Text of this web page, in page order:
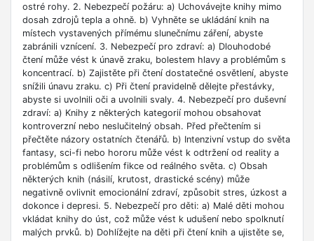
ostré rohy. 2. Nebezpečí požáru: a) Uchovávejte knihy mimo
dosah zdrojů tepla a ohně. b) Vyhněte se ukládání knih na
místech vystavených přímému slunečnímu záření, abyste
zabránili vznícení. 3. Nebezpečí pro zdraví: a) Dlouhodobé
čtení může vést k únavě zraku, bolestem hlavy a problémům s
koncentrací. b) Zajistěte při čtení dostatečné osvětlení, abyste
snížili únavu zraku. c) Při čtení pravidelně dělejte přestávky,
abyste si uvolnili oči a uvolnili svaly. 4. Nebezpečí pro duševní
zdraví: a) Knihy z některých kategorií mohou obsahovat
kontroverzní nebo neslučitelný obsah. Před přečtením si
přečtěte názory ostatních čtenářů. b) Intenzivní vstup do světa
fantasy, sci-fi nebo hororu může vést k odtržení od reality a
problémům s odlišením fikce od reálného světa. c) Obsah
některých knih (násilí, krutost, drastické scény) může
negativně ovlivnit emocionální zdraví, způsobit stres, úzkost a
dokonce i depresi. 5. Nebezpečí pro děti: a) Malé děti mohou
vkládat knihy do úst, což může vést k udušení nebo spolknutí
malých prvků. b) Dohlížejte na děti při čtení knih a ujistěte se,